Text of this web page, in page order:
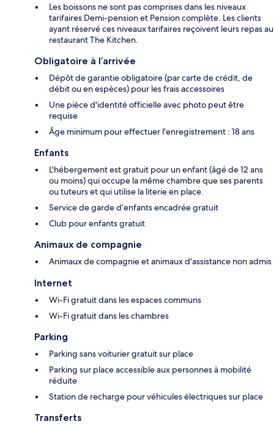
Les boissons ne sont pas comprises dans les niveaux
tarifaires Demi-pension et Pension complète. Les clients
ayant réservé ces niveaux tarifaires reçoivent leurs repas au
restaurant The Kitchen.
Obligatoire à l’arrivée
Dépôt de garantie obligatoire (par carte de crédit, de
débit ou en espèces) pour les frais accessoires
Une pièce d'identité officielle avec photo peut être
requise
Âge minimum pour effectuer l'enregistrement : 18 ans
Enfants
L'hébergement est gratuit pour un enfant (âgé de 12 ans
ou moins) qui occupe la même chambre que ses parents
ou tuteurs et qui utilise la literie en place.
Service de garde d’enfants encadrée gratuit
Club pour enfants gratuit
Animaux de compagnie
Animaux de compagnie et animaux d'assistance non admis
Internet
Wi-Fi gratuit dans les espaces communs
Wi-Fi gratuit dans les chambres
Parking
Parking sans voiturier gratuit sur place
Parking sur place accessible aux personnes à mobilité
réduite
Station de recharge pour véhicules électriques sur place
Transferts